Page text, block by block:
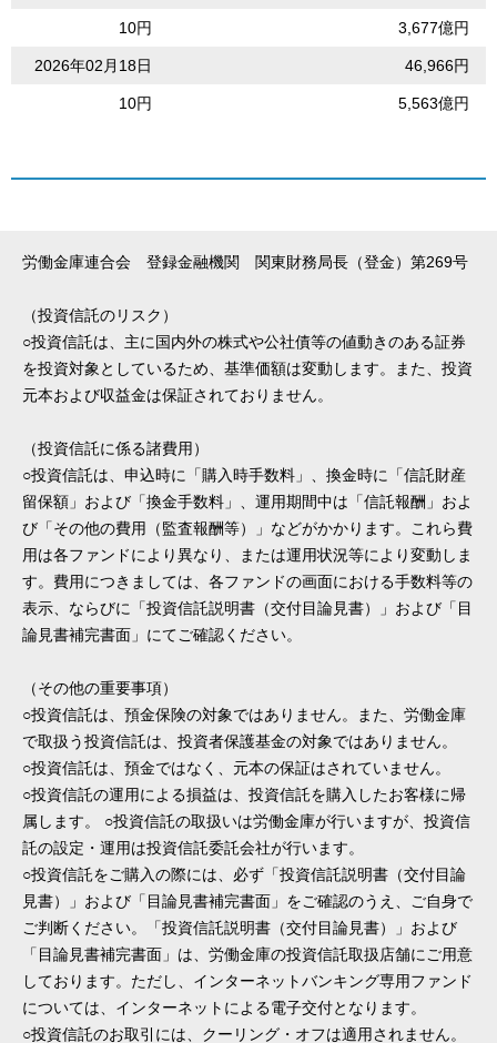
10円 3,677億円
2026年02月18日 46,966円
10円 5,563億円
労働金庫連合会 登録金融機関 関東財務局長（登金）第269号
（投資信託のリスク）
○投資信託は、主に国内外の株式や公社債等の値動きのある証券
を投資対象としているため、基準価額は変動します。また、投資
元本および収益金は保証されておりません。
（投資信託に係る諸費用）
○投資信託は、申込時に「購入時手数料」、換金時に「信託財産
留保額」および「換金手数料」、運用期間中は「信託報酬」およ
び「その他の費用（監査報酬等）」などがかかります。これら費
用は各ファンドにより異なり、または運用状況等により変動しま
す。費用につきましては、各ファンドの画面における手数料等の
表示、ならびに「投資信託説明書（交付目論見書）」および「目
論見書補完書面」にてご確認ください。
（その他の重要事項）
○投資信託は、預金保険の対象ではありません。また、労働金庫
で取扱う投資信託は、投資者保護基金の対象ではありません。
○投資信託は、預金ではなく、元本の保証はされていません。
○投資信託の運用による損益は、投資信託を購入したお客様に帰
属します。 ○投資信託の取扱いは労働金庫が行いますが、投資信
託の設定・運用は投資信託委託会社が行います。
○投資信託をご購入の際には、必ず「投資信託説明書（交付目論
見書）」および「目論見書補完書面」をご確認のうえ、ご自身で
ご判断ください。「投資信託説明書（交付目論見書）」および
「目論見書補完書面」は、労働金庫の投資信託取扱店舗にご用意
しております。ただし、インターネットバンキング専用ファンド
については、インターネットによる電子交付となります。
○投資信託のお取引には、クーリング・オフは適用されません。